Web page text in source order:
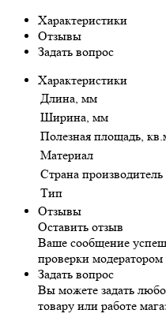
Характеристики
Отзывы
Задать вопрос
Характеристики
Длина, мм
Ширина, мм
Полезная площадь,
Материал
Страна производитель
Тип
Отзывы
Оставить отзыв
Ваше сообщение
проверки модератором
Задать вопрос
Вы можете задать
товару или работе